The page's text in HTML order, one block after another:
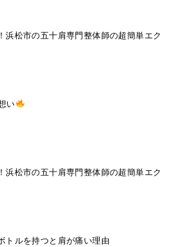
浜松市の五十肩専門整体師の超簡単エク
い
浜松市の五十肩専門整体師の超簡単エク
トルを持つと肩が痛い理由